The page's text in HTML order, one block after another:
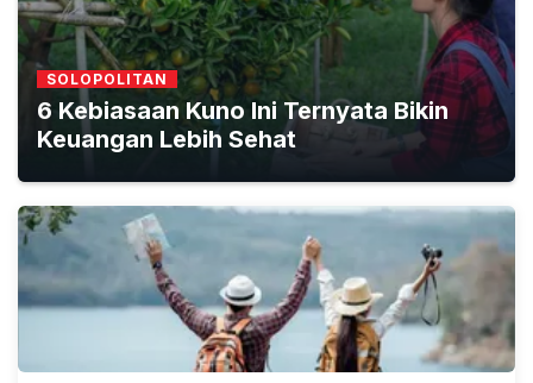
SOLOPOLITAN
6 Kebiasaan Kuno Ini Ternyata Bikin
Keuangan Lebih Sehat